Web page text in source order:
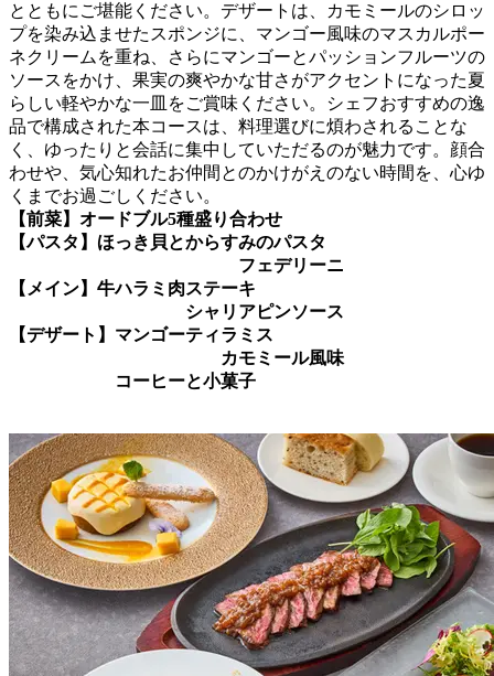
とともにご堪能ください。デザートは、カモミールのシロッ
プを染み込ませたスポンジに、マンゴー風味のマスカルポー
ネクリームを重ね、さらにマンゴーとパッションフルーツの
ソースをかけ、果実の爽やかな甘さがアクセントになった夏
らしい軽やかな一皿をご賞味ください。シェフおすすめの逸
品で構成された本コースは、料理選びに煩わされることな
く、ゆったりと会話に集中していただるのが魅力です。顔合
わせや、気心知れたお仲間とのかけがえのない時間を、心ゆ
くまでお過ごしください。
【前菜】オードブル5種盛り合わせ
【パスタ】ほっき貝とからすみのパスタ
フェデリーニ
【メイン】牛ハラミ肉ステーキ
シャリアピンソース
【デザート】マンゴーティラミス
カモミール風味
コーヒーと小菓子